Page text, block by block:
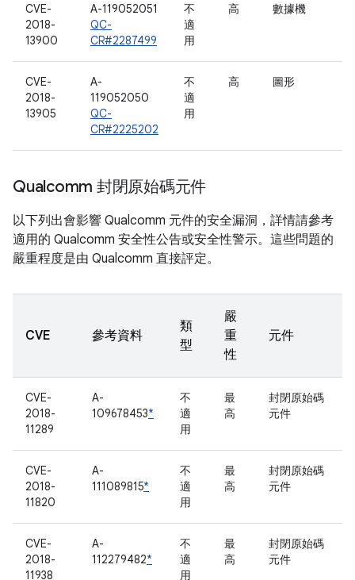
CVE-
2018-
13900
A-119052051
QC-
CR#2287499
不
適
用
高 數據機
CVE-
2018-
13905
A-
119052050
QC-
CR#2225202
不
適
用
高 圖形
Qualcomm 封閉原始碼元件
以下列出會影響 Qualcomm 元件的安全漏洞，詳情請參考
適用的 Qualcomm 安全性公告或安全性警示。這些問題的
嚴重程度是由 Qualcomm 直接評定。
CVE 參考資料
類
型
嚴
重
性
元件
CVE-
2018-
11289
A-
109678453*
不
適
用
最
高
封閉原始碼
元件
CVE-
2018-
11820
A-
111089815*
不
適
用
最
高
封閉原始碼
元件
CVE-
2018-
11938
A-
112279482*
不
適
用
最
高
封閉原始碼
元件